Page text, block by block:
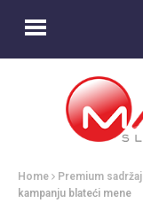
Home Premium sadržaj
kampanju blateći mene